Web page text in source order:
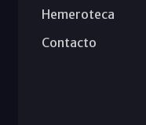
Hemeroteca
Contacto